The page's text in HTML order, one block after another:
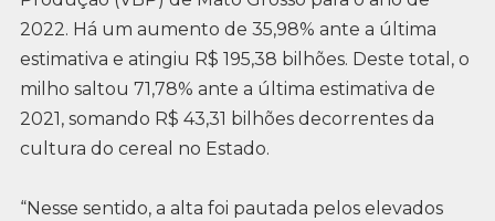
2022. Há um aumento de 35,98% ante a última
estimativa e atingiu R$ 195,38 bilhões. Deste total, o
milho saltou 71,78% ante a última estimativa de
2021, somando R$ 43,31 bilhões decorrentes da
cultura do cereal no Estado.
“Nesse sentido, a alta foi pautada pelos elevados